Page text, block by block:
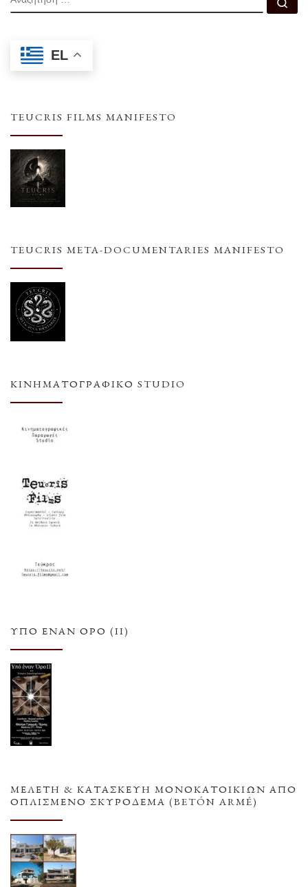
EL
TEUCRIS FILMS MANIFESTO
TEUCRIS META-DOCUMENTARIES MANIFESTO
ΚΙΝΗΜΑΤΟΓΡΑΦΙΚΌ STUDIO
ΥΠΌ ΈΝΑΝ ΌΡΟ (ΙΙ)
ΜΕΛΕΤΗ & ΚΑΤΑΣΚΕΥΗ ΜΟΝΟΚΑΤΟΙΚΙΩΝ ΑΠΟ
ΟΠΛΙΣΜΕΝΟ ΣΚΥΡΟΔΕΜΑ (BETÓN ARMÉ)